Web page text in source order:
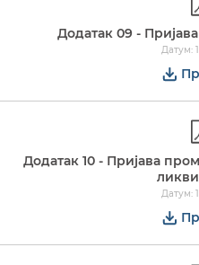
Додатак 09 -
Датум:
Додатак 10 - Пријава
Датум: